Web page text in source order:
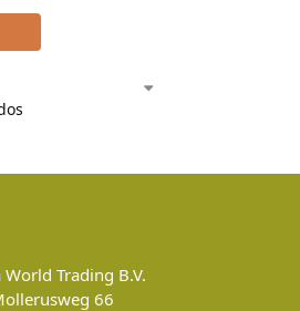
World Trading B.V.
66